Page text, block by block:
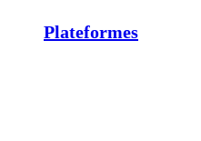
Plateformes